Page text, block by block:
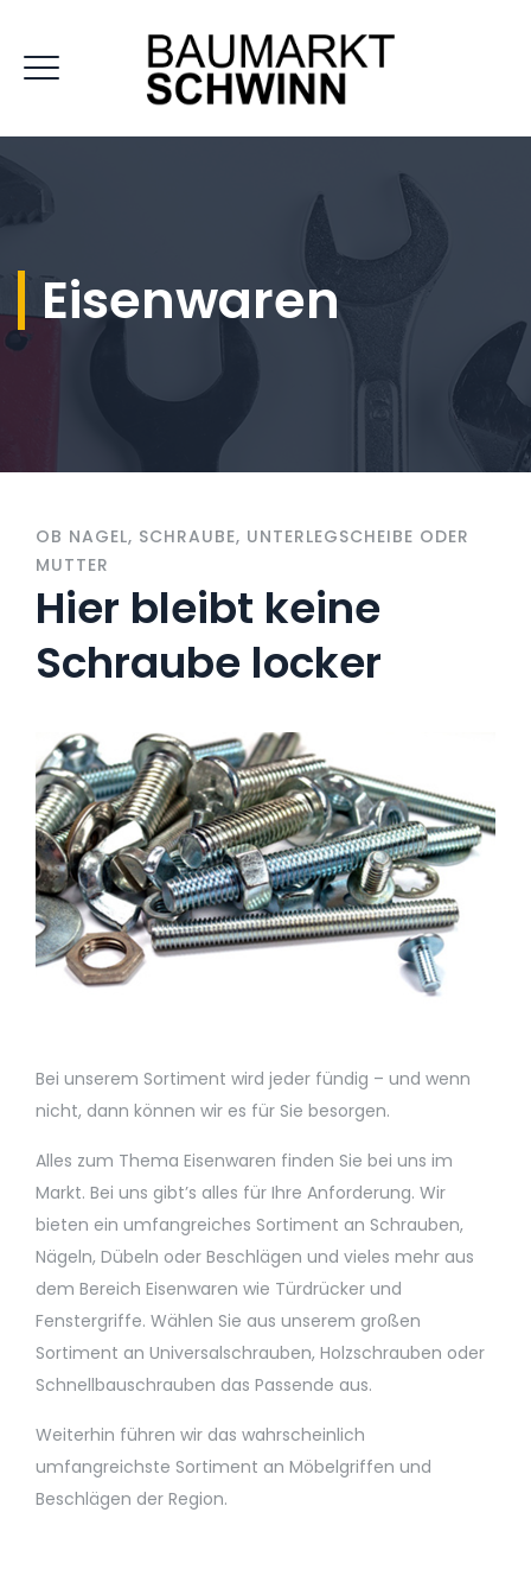
Eisenwaren
OB NAGEL, SCHRAUBE, UNTERLEGSCHEIBE ODER
MUTTER
Hier bleibt keine
Schraube locker
Bei unserem Sortiment wird jeder fündig – und wenn
nicht, dann können wir es für Sie besorgen.
Alles zum Thema Eisenwaren finden Sie bei uns im
Markt. Bei uns gibt’s alles für Ihre Anforderung. Wir
bieten ein umfangreiches Sortiment an Schrauben,
Nägeln, Dübeln oder Beschlägen und vieles mehr aus
dem Bereich Eisenwaren wie Türdrücker und
Fenstergriffe. Wählen Sie aus unserem großen
Sortiment an Universalschrauben, Holzschrauben oder
Schnellbauschrauben das Passende aus.
Weiterhin führen wir das wahrscheinlich
umfangreichste Sortiment an Möbelgriffen und
Beschlägen der Region.